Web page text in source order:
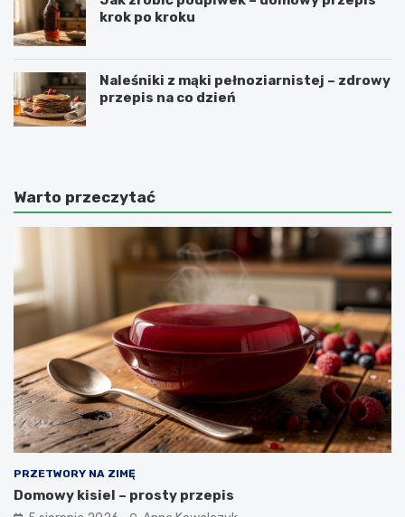
krok po kroku
Naleśniki z mąki pełnoziarnistej – zdrowy
przepis na co dzień
Warto przeczytać
PRZETWORY NA ZIMĘ
Domowy kisiel – prosty przepis